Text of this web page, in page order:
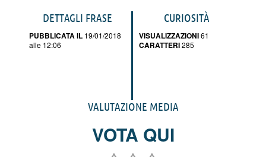
DETTAGLI FRASE
PUBBLICATA IL 19/01/2018
alle 12:06
CURIOSITÀ
VISUALIZZAZIONI61
CARATTERI285
VALUTAZIONE MEDIA
VOTA QUI